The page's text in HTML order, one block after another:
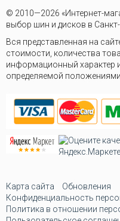
© 2010—2026 «Интернет-
выбор шин и дисков в Санкт-
Вся представленная на
стоимости, количества
информационный характер
определяемой
Карта сайта
Обновления
Конфиденциальность
Политика в отношении